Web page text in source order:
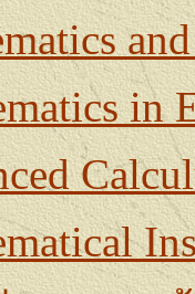
in